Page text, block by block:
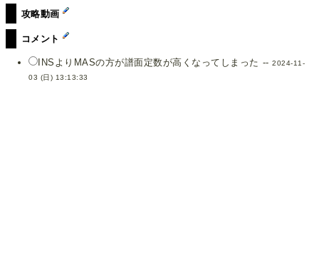
攻略動画
コメント
INSよりMASの方が譜面定数が高くなってしまった --2024-11-
03 (日) 13:13:33